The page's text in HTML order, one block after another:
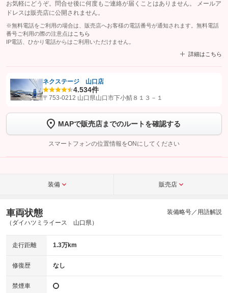
お気軽にどうぞ。問合せ後に何度もご連絡が届くことはありません。 メールア
ドレスは販売店に公開されません。
※無料電話をご利用の場合は、販売店へお客様の電話番号が通知されます。無料電話
番号ご利用の際の注意点は こちら
IP電話、ひかり電話からはご利用いただけません。
詳細はこちら
【STEP1】認証画面でグーネットを友だち追加してから「許可する」ボタンを押
トーク画面で
ボタンをタップして問い合わせを
完了してください。
こちら
ネクステージ 山口店
4.534件
〒753-0212 山口県山口市下小鯖８１３－１
MAPで販売店までのルートを確認する
スマートフォンの位置情報をONにしてください
装備 販売店
車両状態
（ダイハツミライース 山口県）
装備略号／用語解説
走行距離 1.3万km
修復歴 なし
禁煙車